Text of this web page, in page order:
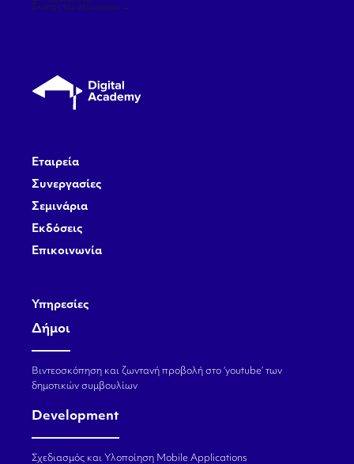
άρθρων
Σκοπός του σεμιναρίου →
Εταιρεία
Συνεργασίες
Σεμινάρια
Εκδόσεις
Επικοινωνία
Υπηρεσίες
Δήμοι
Βιντεοσκόπηση και ζωντανή προβολή στο ‘youtube’ των
δημοτικών συμβουλίων
Development
Σχεδιασμός και Υλοποίηση Mobile Applications